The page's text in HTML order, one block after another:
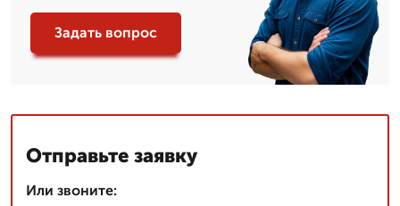
Задать вопрос
Отправьте заявку
Или звоните: